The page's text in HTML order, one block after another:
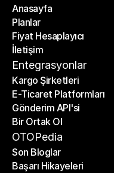
Anasayfa
Anasayfa
Planlar
Planlar
Fiyat Hesaplayıcı
Fiyat Hesaplayıcı
İletişim
İletişim
Entegrasyonlar
Kargo Şirketleri
Kargo Şirketleri
E-Ticaret Platformları
E-Ticaret Platformları
Gönderim API'si
Gönderim API'si
Bir Ortak Ol
Bir Ortak Ol
OTOPedia
Son Bloglar
Son Bloglar
Başarı Hikayeleri